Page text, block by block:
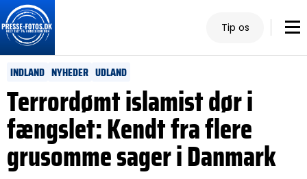
Tip os
INDLAND NYHEDER UDLAND
Terrordømt islamist dør i
fængslet: Kendt fra flere
grusomme sager i Danmark